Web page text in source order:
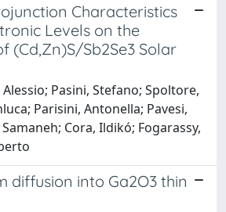
Characteristics
Levels on the
(Cd,Zn)S/Sb2Se3 Solar
Pasini, Stefano; Spoltore,
Parisini, Antonella; Pavesi,
Cora, Ildikó; Fogarassy,
diffusion into Ga2O3 thin